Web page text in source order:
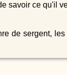
savoir ce qu'il
de sergent,